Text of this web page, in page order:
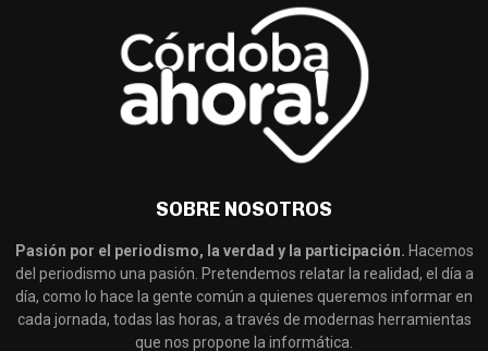
SOBRE NOSOTROS
Pasión por el periodismo, la verdad y la participación. Hacemos
del periodismo una pasión. Pretendemos relatar la realidad, el día a
día, como lo hace la gente común a quienes queremos informar en
cada jornada, todas las horas, a través de modernas herramientas
que nos propone la informática.